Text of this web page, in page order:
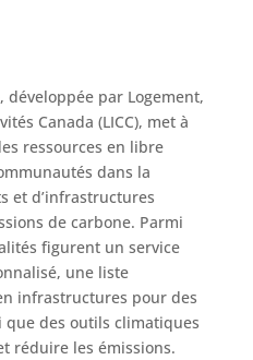
par Logement,
Canada (LICC), met à
ressources en libre
dans la
et d’infrastructures
de carbone. Parmi
figurent un service
une liste
infrastructures pour des
des outils climatiques
réduire les émissions.